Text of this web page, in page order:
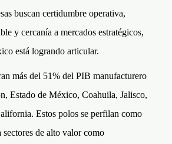
buscan certidumbre operativa,
y cercanía a mercados estratégicos,
está logrando articular.
más del 51% del PIB manufacturero
Estado de México, Coahuila, Jalisco,
Estos polos se perfilan como
sectores de alto valor como